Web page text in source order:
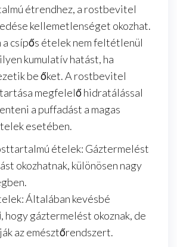
étrendhez, a rostbevitel
kellemetlenséget okozhat.
a csípős ételek nem feltétlenül
kumulatív hatást, ha
be őket. A rostbevitel
megfelelő hidratálással
a puffadást a magas
esetében.
ételek: Gáztermelést
okozhatnak, különösen nagy
Általában kevésbé
hogy gáztermelést okoznak, de
az emésztőrendszert.